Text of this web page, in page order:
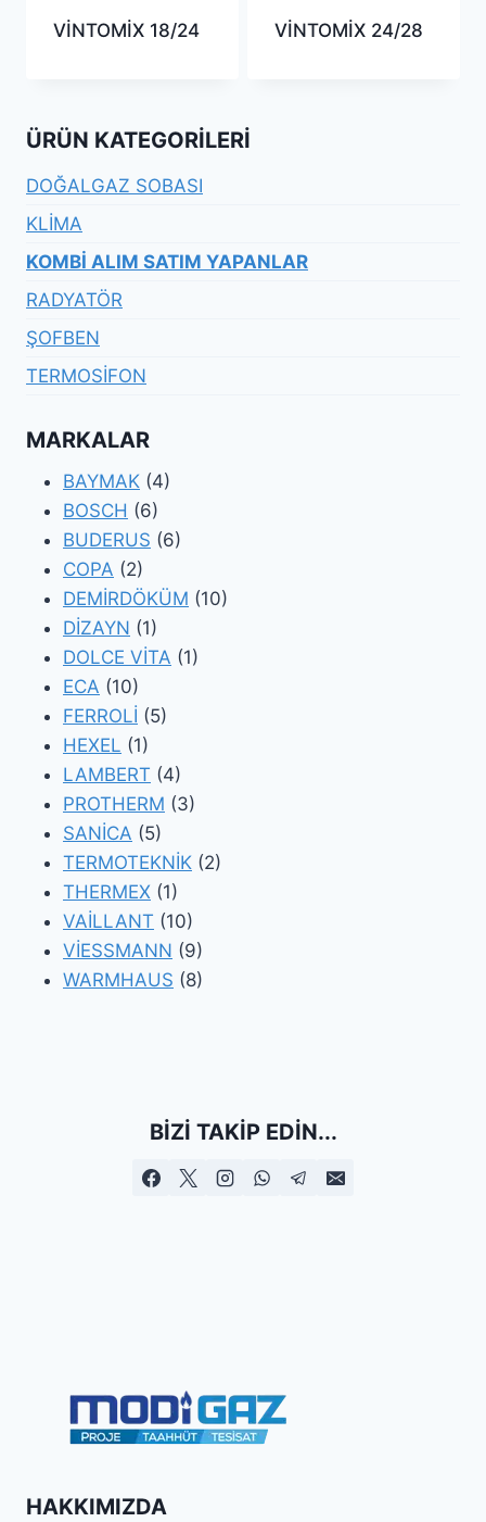
VİNTOMİX 18/24 VİNTOMİX 24/28
ÜRÜN KATEGORILERI
DOĞALGAZ SOBASI
KLİMA
KOMBİ ALIM SATIM YAPANLAR
RADYATÖR
ŞOFBEN
TERMOSİFON
MARKALAR
BAYMAK (4)
BOSCH (6)
BUDERUS (6)
COPA (2)
DEMİRDÖKÜM (10)
DİZAYN (1)
DOLCE VİTA (1)
ECA (10)
FERROLİ (5)
HEXEL (1)
LAMBERT (4)
PROTHERM (3)
SANİCA (5)
TERMOTEKNİK (2)
THERMEX (1)
VAİLLANT (10)
VİESSMANN (9)
WARMHAUS (8)
BIZI TAKIP EDIN...
HAKKIMIZDA